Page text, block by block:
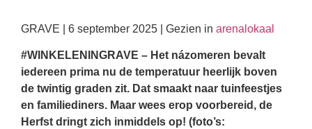
GRAVE | 6 september 2025 | Gezien in arenalokaal
#WINKELENINGRAVE – Het názomeren bevalt
iedereen prima nu de temperatuur heerlijk boven
de twintig graden zit. Dat smaakt naar tuinfeestjes
en familiediners. Maar wees erop voorbereid, de
Herfst dringt zich inmiddels op! (foto’s: